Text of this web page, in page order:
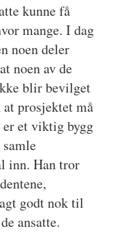
kunne få
mange. I dag
noen deler
noen av de
blir bevilget
prosjektet må
er et viktig bygg
inn. Han tror
godt nok til
ansatte.